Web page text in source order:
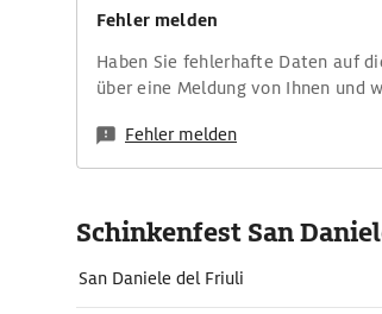
Fehler melden
Haben Sie fehlerhafte Daten auf
über eine Meldung von Ihnen und
Fehler melden
Schinkenfest San
San Daniele del Friuli